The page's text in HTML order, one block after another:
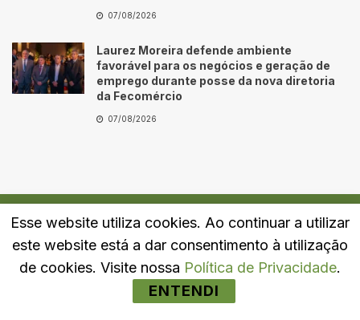
07/08/2026
Laurez Moreira defende ambiente
favorável para os negócios e geração de
emprego durante posse da nova diretoria
da Fecomércio
07/08/2026
Quem Somos Fale Conosco Política de Privacidade
Esse website utiliza cookies. Ao continuar a utilizar
este website está a dar consentimento à utilização
de cookies. Visite nossa Política de Privacidade.
ENTENDI